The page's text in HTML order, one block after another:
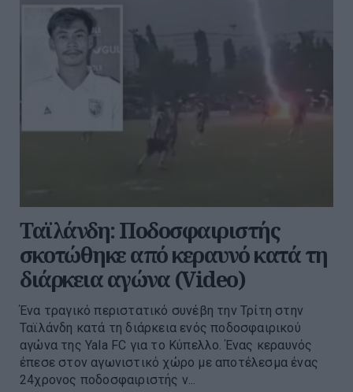
Ταϊλάνδη: Ποδοσφαιριστής
σκοτώθηκε από κεραυνό κατά τη
διάρκεια αγώνα (Video)
Ένα τραγικό περιστατικό συνέβη την Τρίτη στην
Ταϊλάνδη κατά τη διάρκεια ενός ποδοσφαιρικού
αγώνα της Yala FC για το Κύπελλο. Ένας κεραυνός
έπεσε στον αγωνιστικό χώρο με αποτέλεσμα ένας
24χρονος ποδοσφαιριστής ν...